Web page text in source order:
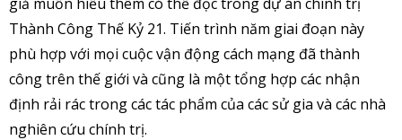
Thành Công Thế Kỷ 21. Tiến trình năm giai đoạn này
phù hợp với mọi cuộc vận động cách mạng đã thành
công trên thế giới và cũng là một tổng hợp các nhận
định rải rác trong các tác phẩm của các sử gia và các nhà
nghiên cứu chính trị.